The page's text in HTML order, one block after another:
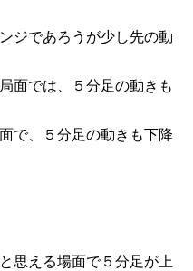
ジであろうが少し先の動
面では、５分足の動きも
で、５分足の動きも下降
思える場面で５分足が上